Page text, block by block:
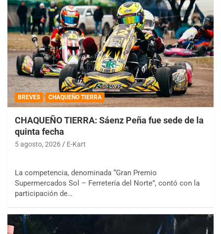
BREVES CHAQUEÑO TIERRA
CHAQUEÑO TIERRA: Sáenz Peña fue sede de la
quinta fecha
5 agosto, 2026 E-Kart
La competencia, denominada “Gran Premio
Supermercados Sol – Ferretería del Norte”, contó con la
participación de…